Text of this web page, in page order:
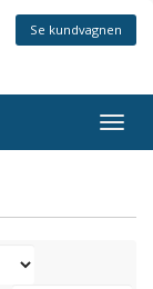
Se kundvagnen